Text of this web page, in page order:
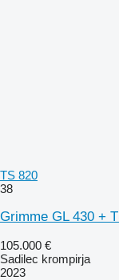
TS 820
38
Grimme GL 430 +
105.000 €
Sadilec krompirja
2023